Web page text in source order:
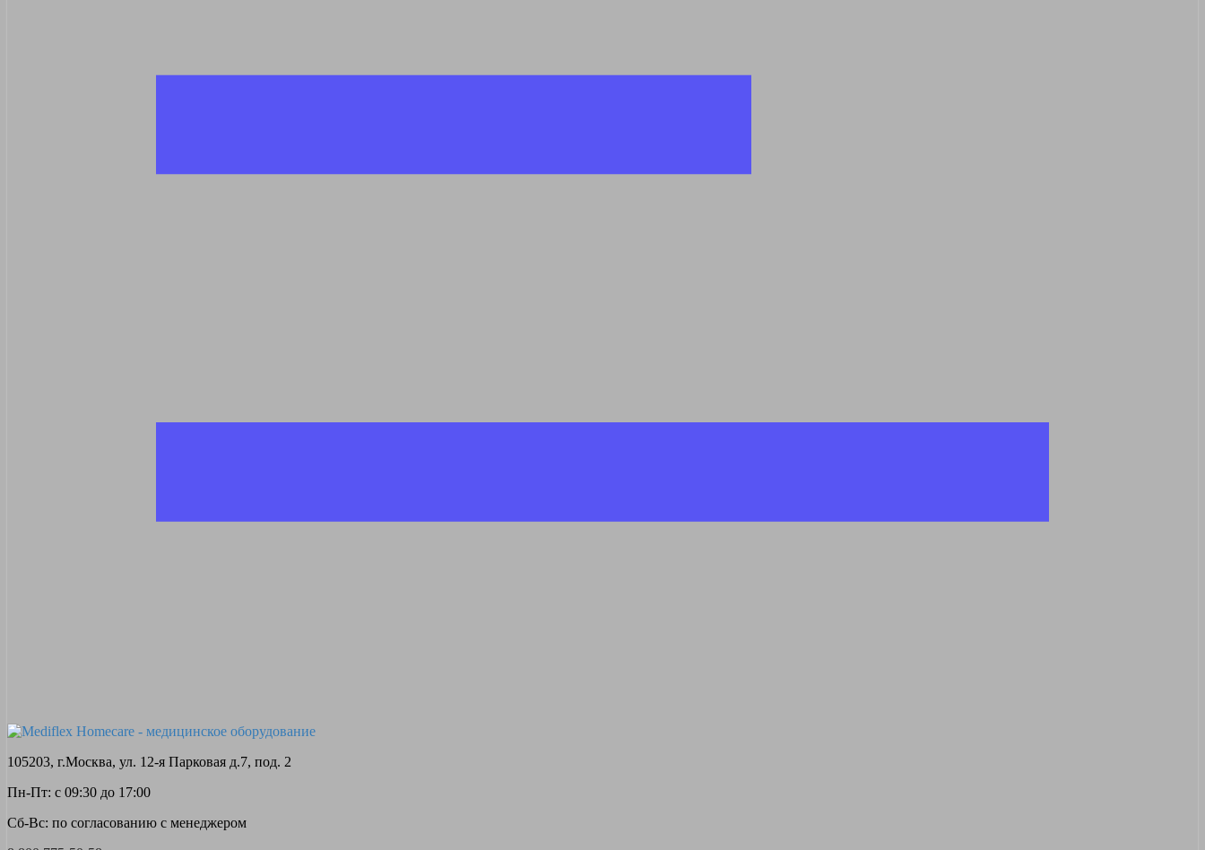
105203, г.Москва, ул. 12-я Парковая д.7, под. 2
Пн-Пт: с 09:30 до 17:00
Сб-Вс: по согласованию с менеджером